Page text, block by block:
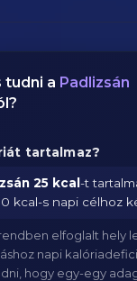
tudni a Padlizsán
tartalmaz?
25 kcal-t
kcal-s napi célhoz
elfoglalt hely
napi
hogy egy-egy